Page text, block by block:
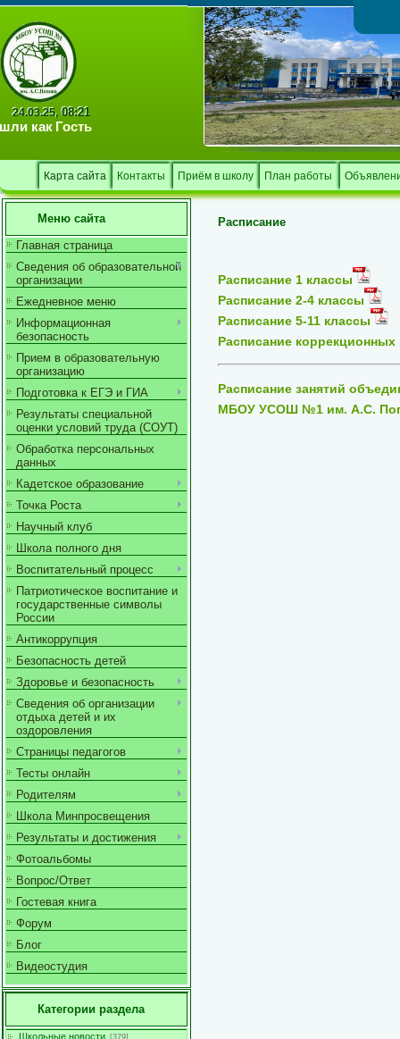
24.03.25, 08:21
как Гость
Карта сайта Контакты Приём в школу План работы
Меню сайта
Главная страница
Сведения об образовательной
организации
Ежедневное меню
Информационная
безопасность
Прием в образовательную
организацию
Подготовка к ЕГЭ и ГИА
Результаты специальной
оценки условий труда (СОУТ)
Обработка персональных
данных
Кадетское образование
Точка Роста
Научный клуб
Школа полного дня
Воспитательный процесс
Патриотическое воспитание и
государственные символы
России
Антикоррупция
Безопасность детей
Здоровье и безопасность
Сведения об организации
отдыха детей и их
оздоровления
Страницы педагогов
Тесты онлайн
Родителям
Школа Минпросвещения
Результаты и достижения
Фотоальбомы
Вопрос/Ответ
Гостевая книга
Форум
Блог
Видеостудия
Категории раздела
Школьные новости [379]
Расписание
Расписание 1 классы
Расписание 2-4 классы
Расписание 5-11 классы
Расписание коррекционных
Расписание занятий
МБОУ УСОШ №1 им. А.С.